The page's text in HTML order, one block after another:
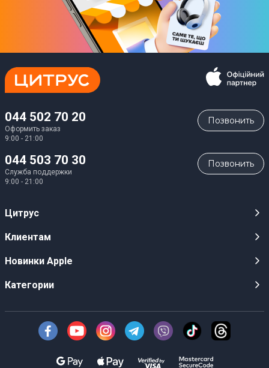
044 502 70 20
Оформить заказ
9:00 - 21:00
Позвонить
044 503 70 30
Служба поддержки
9:00 - 21:00
Позвонить
Цитрус
Карьера
Оптовым клиентам
О Компании
Безналичный расчет
Клиентам
Публичные оферты
Инструкции и прошивки
Доставка
Новинки Apple
iPhone 17
iPhone Air
Категории
Техника Apple
Смартфоны
Техника для кухни